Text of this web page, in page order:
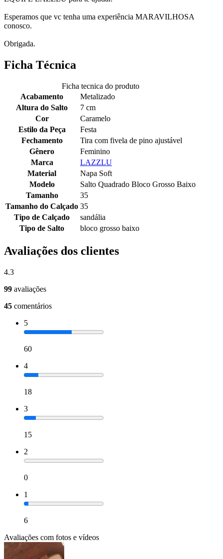
Esperamos que vc tenha uma experiência MARAVILHOSA
conosco.
Obrigada.
Ficha Técnica
Ficha tecnica do produto
Acabamento
Metalizado
Altura do Salto
7 cm
Cor
Caramelo
Estilo da Peça
Festa
Fechamento
Tira com fivela de pino ajustável
Gênero
Feminino
Marca
LAZZLU
Material
Napa Soft
Modelo
Salto Quadrado Bloco Grosso Baixo
Tamanho
35
Tamanho do Calçado 35
Tipo de Calçado
sandália
Tipo de Salto
bloco grosso baixo
Avaliações dos clientes
4.3
99 avaliações
45 comentários
5
60
4
18
3
15
2
0
1
6
Avaliações com fotos e vídeos